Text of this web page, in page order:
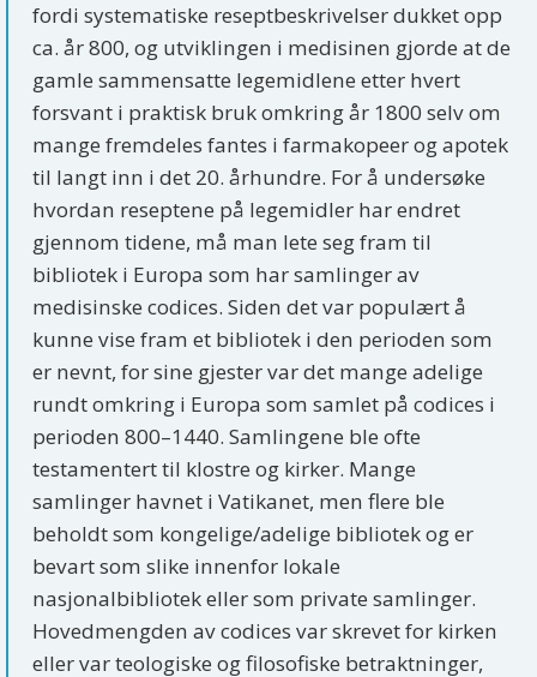
fordi systematiske reseptbeskrivelser dukket opp
ca. år 800, og utviklingen i medisinen gjorde at de
gamle sammensatte legemidlene etter hvert
forsvant i praktisk bruk omkring år 1800 selv om
mange fremdeles fantes i farmakopeer og apotek
til langt inn i det 20. århundre. For å undersøke
hvordan reseptene på legemidler har endret
gjennom tidene, må man lete seg fram til
bibliotek i Europa som har samlinger av
medisinske codices. Siden det var populært å
kunne vise fram et bibliotek i den perioden som
er nevnt, for sine gjester var det mange adelige
rundt omkring i Europa som samlet på codices i
perioden 800–1440. Samlingene ble ofte
testamentert til klostre og kirker. Mange
samlinger havnet i Vatikanet, men flere ble
beholdt som kongelige/adelige bibliotek og er
bevart som slike innenfor lokale
nasjonalbibliotek eller som private samlinger.
Hovedmengden av codices var skrevet for kirken
eller var teologiske og filosofiske betraktninger,